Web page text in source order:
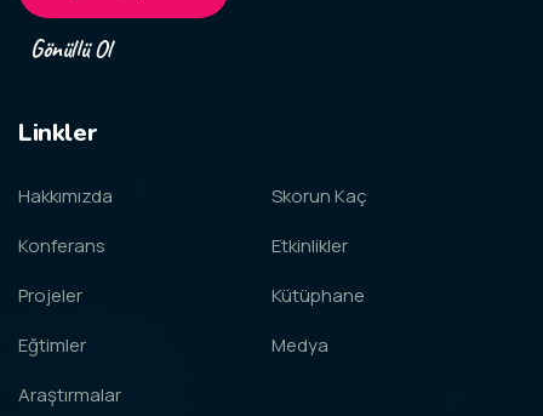
Gönüllü Ol
Linkler
Hakkımızda
Konferans
Projeler
Eğtimler
Araştırmalar
Skorun Kaç
Etkinlikler
Kütüphane
Medya